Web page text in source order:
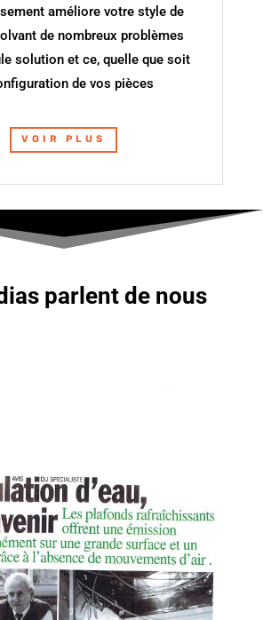
améliore votre style de
de nombreux problèmes
solution et ce, quelle que soit
de vos pièces
VOIR PLUS
parlent de nous